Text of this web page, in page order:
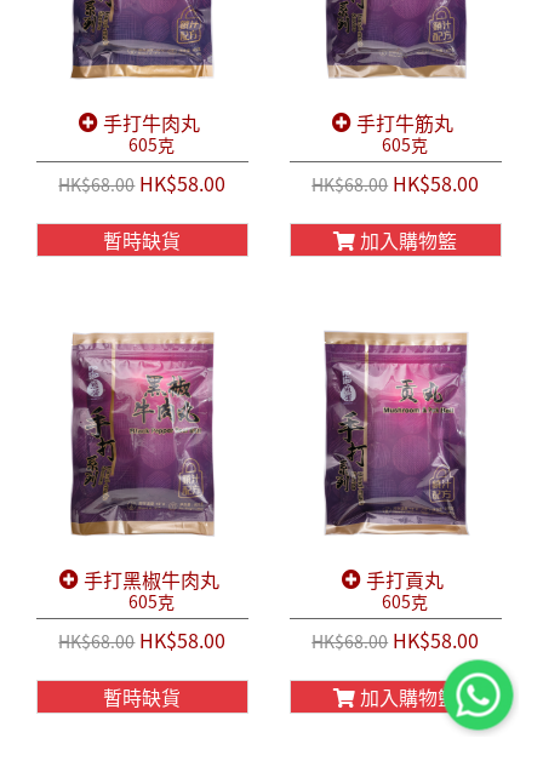
手打牛肉丸
605克
HK$68.00HK$58.00
暫時缺貨
手打牛筋丸
605克
HK$68.00HK$58.00
加入購物籃
手打黑椒牛肉丸
605克
HK$68.00HK$58.00
暫時缺貨
手打貢丸
605克
HK$68.00HK$58.00
加入購物籃